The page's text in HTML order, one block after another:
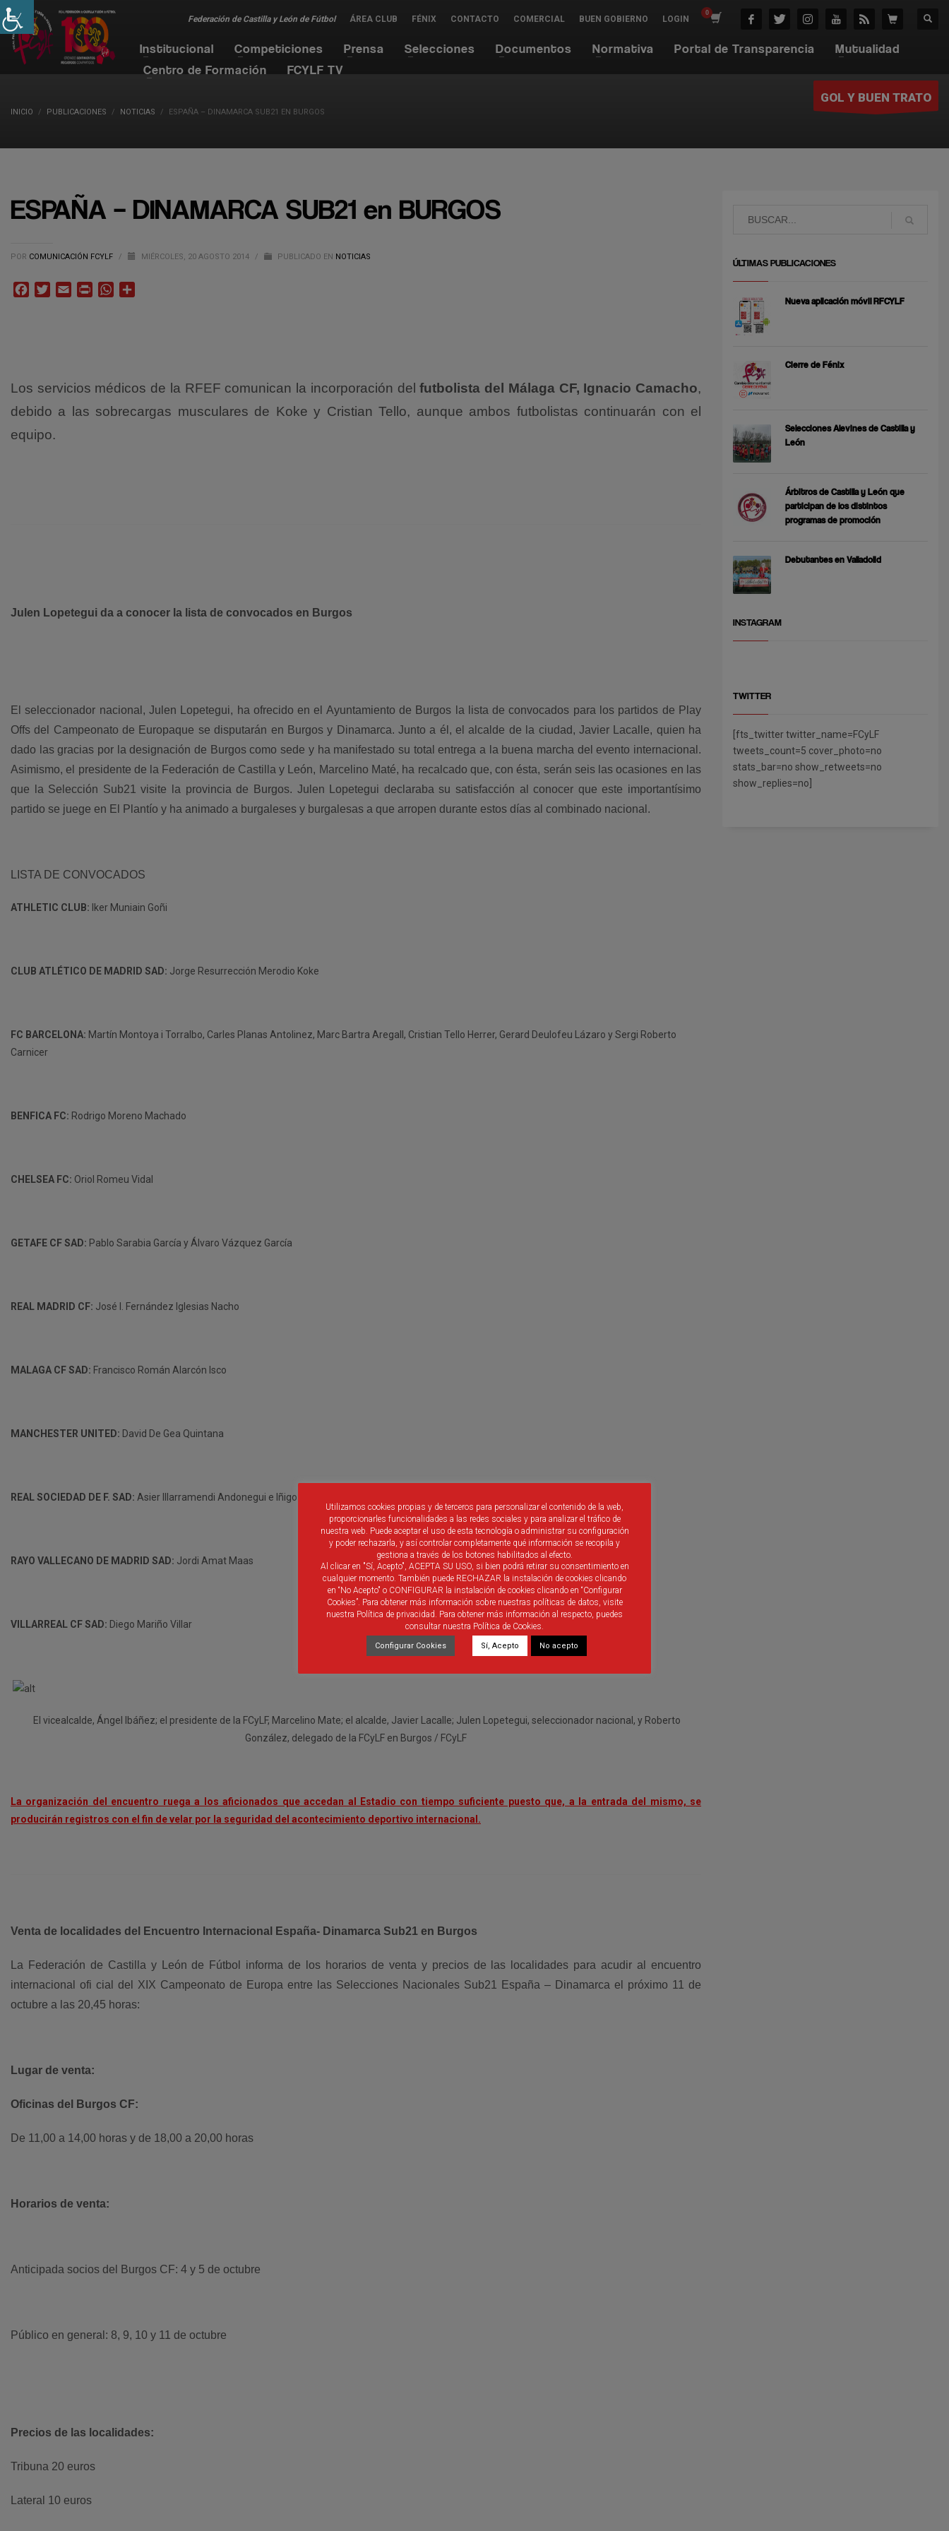
Federación de Castilla y León de Fútbol ÁREA CLUB FÉNIX CONTACTO COMERCIAL BUEN GOBIERNO LOGIN
Institucional Competiciones Prensa Selecciones Documentos Normativa Portal de Transparencia
Mutualidad
Centro de Formación
FCYLF TV
GOL Y BUEN TRATO
INICIO PUBLICACIONES NOTICIAS ESPAÑA – DINAMARCA SUB21 EN BURGOS
ESPAÑA – DINAMARCA SUB21 en BURGOS
POR COMUNICACIÓN FCYLF / MIÉRCOLES, 20 AGOSTO 2014 / PUBLICADO EN NOTICIAS
FacebookTwitterEmail Print WhatsApp
Los servicios médicos de la RFEF comunican la incorporación delfutbolista del Málaga CF, Ignacio Camacho,
debido a las sobrecargas musculares de Koke y Cristian Tello, aunque ambos futbolistas continuarán con el
equipo.
Julen Lopetegui da a conocer la lista de convocados en Burgos
El seleccionador nacional, Julen Lopetegui, ha ofrecido en el Ayuntamiento de Burgos la lista de convocados para los partidos de Play
Offs del Campeonato de Europaque se disputarán en Burgos y Dinamarca. Junto a él, el alcalde de la ciudad, Javier Lacalle, quien ha
dado las gracias por la designación de Burgos como sede y ha manifestado su total entrega a la buena marcha del evento internacional.
Asimismo, el presidente de la Federación de Castilla y León, Marcelino Maté, ha recalcado que, con ésta, serán seis las ocasiones en las
que la Selección Sub21 visite la provincia de Burgos. Julen Lopetegui declaraba su satisfacción al conocer que este importantísimo
partido se juege en El Plantío y ha animado a burgaleses y burgalesas a que arropen durante estos días al combinado nacional.
LISTA DE CONVOCADOS
ATHLETIC CLUB: Iker Muniain Goñi
CLUB ATLÉTICO DE MADRID SAD: Jorge Resurrección Merodio Koke
FC BARCELONA: Martín Montoya i Torralbo, Carles Planas Antolinez, Marc Bartra Aregall, Cristian Tello Herrer, Gerard Deulofeu Lázaro y Sergi Roberto
Carnicer
BENFICA FC: Rodrigo Moreno Machado
CHELSEA FC: Oriol Romeu Vidal
GETAFE CF SAD: Pablo Sarabia García y Álvaro Vázquez García
REAL MADRID CF: José I. Fernández Iglesias Nacho
MALAGA CF SAD: Francisco Román Alarcón Isco
MANCHESTER UNITED: David De Gea Quintana
REAL SOCIEDAD DE F. SAD: Asier Illarramendi Andonegui e Iñigo Martínez Berridi
RAYO VALLECANO DE MADRID SAD: Jordi Amat Maas
VILLARREAL CF SAD: Diego Mariño Villar
El vicealcalde, Ángel Ibáñez; el presidente de la FCyLF, Marcelino Mate; el alcalde, Javier Lacalle; Julen Lopetegui, seleccionador nacional, y Roberto
González, delegado de la FCyLF en Burgos / FCyLF
La organización del encuentro ruega a los aficionados que accedan al Estadio con tiempo suficiente puesto que, a la entrada del mismo, se
producirán registros con el fin de velar por la seguridad del acontecimiento deportivo internacional.
Venta de localidades del Encuentro Internacional España- Dinamarca Sub21 en Burgos
La Federación de Castilla y León de Fútbol informa de los horarios de venta y precios de las localidades para acudir al encuentro
internacional ofi cial del XIX Campeonato de Europa entre las Selecciones Nacionales Sub21 España – Dinamarca el próximo 11 de
octubre a las 20,45 horas:
Lugar de venta:
Oficinas del Burgos CF:
De 11,00 a 14,00 horas y de 18,00 a 20,00 horas
Horarios de venta:
Anticipada socios del Burgos CF: 4 y 5 de octubre
Público en general: 8, 9, 10 y 11 de octubre
Precios de las localidades:
Tribuna 20 euros
Lateral 10 euros
ÚLTIMAS PUBLICACIONES
Nueva aplicación móvil RFCYLF
Cierre de Fénix
Selecciones Alevines de Castilla y
León
Árbitros de Castilla y León que
participan de los distintos
programas de promoción
Debutantes en Valladolid
INSTAGRAM
TWITTER
[fts_twitter twitter_name=FCyLF
tweets_count=5 cover_photo=no
stats_bar=no show_retweets=no
show_replies=no]
Utilizamos cookies propias y de terceros para personalizar el contenido de la web,
proporcionarles funcionalidades a las redes sociales y para analizar el tráfico de
nuestra web. Puede aceptar el uso de esta tecnología o administrar su configuración
y poder rechazarla, y así controlar completamente qué información se recopila y
gestiona a través de los botones habilitados al efecto.
Al clicar en "Sí, Acepto", ACEPTA SU USO, si bien podrá retirar su consentimiento en
cualquier momento. También puede RECHAZAR la instalación de cookies clicando
en “No Acepto" o CONFIGURAR la instalación de cookies clicando en “Configurar
Cookies”. Para obtener más información sobre nuestras políticas de datos, visite
nuestra Política de privacidad. Para obtener más información al respecto, puedes
consultar nuestra Política de Cookies.
Configurar Cookies Sí, Acepto No acepto